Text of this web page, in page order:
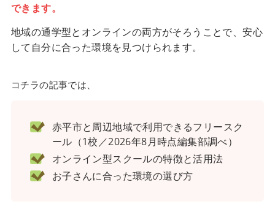
できます。
地域の通学型とオンラインの両方がそろうことで、安心
して自分に合った環境を見つけられます。
コチラの記事では、
赤平市と周辺地域で利用できるフリースク
ール（1校／2026年8月時点編集部調べ）
オンライン型スクールの特徴と活用法
お子さんに合った環境の選び方